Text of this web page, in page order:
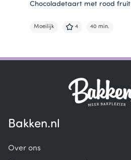
Chocoladetaart met rood fruit
Moeilijk 4 40 min.
1
Bakken.nl
Over ons